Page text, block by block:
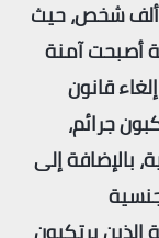
وهي خطوة قد تشمل نحو أكثر من 60 ألف شخص، حيث
أصبحت آمنة
قانون
جرائم،
بالإضافة إلى